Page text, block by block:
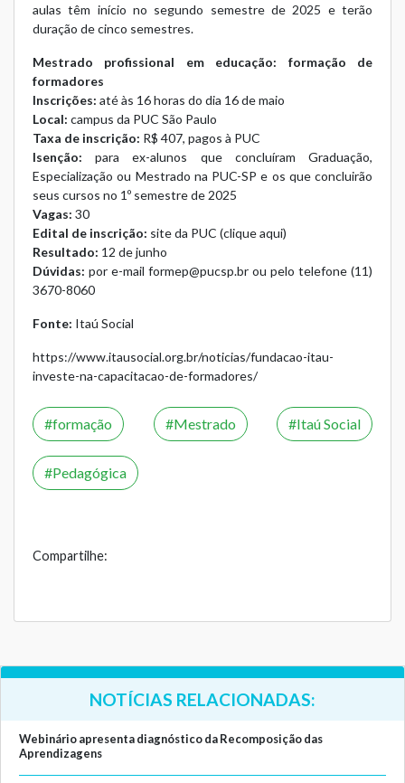
aulas têm início no segundo semestre de 2025 e terão
duração de cinco semestres.
Mestrado profissional em educação: formação de
formadores
Inscrições: até às 16 horas do dia 16 de maio
Local: campus da PUC São Paulo
Taxa de inscrição: R$ 407, pagos à PUC
Isenção: para ex-alunos que concluíram Graduação,
Especialização ou Mestrado na PUC-SP e os que concluirão
seus cursos no 1º semestre de 2025
Vagas: 30
Edital de inscrição: site da PUC (clique aqui)
Resultado: 12 de junho
Dúvidas: por e-mail formep@pucsp.br ou pelo telefone (11)
3670-8060
Fonte: Itaú Social
https://www.itausocial.org.br/noticias/fundacao-itau-
investe-na-capacitacao-de-formadores/
formação Mestrado Itaú Social
Pedagógica
Compartilhe:
NOTÍCIAS RELACIONADAS:
Webinário apresenta diagnóstico da Recomposição das
Aprendizagens